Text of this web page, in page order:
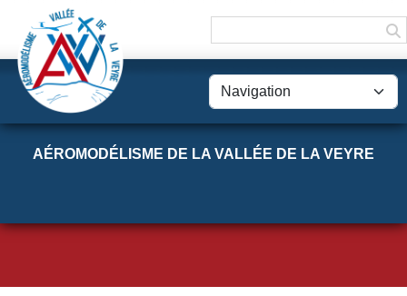
AÉROMODÉLISME DE LA VALLÉE DE LA VEYRE
Panneau de gestion des cookies